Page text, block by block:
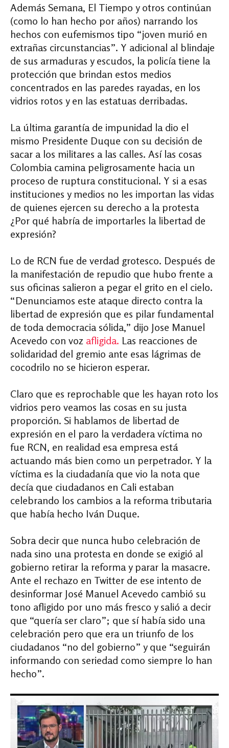
Además Semana, El Tiempo y otros continúan
(como lo han hecho por años) narrando los
hechos con eufemismos tipo “joven murió en
extrañas circunstancias”. Y adicional al blindaje
de sus armaduras y escudos, la policía tiene la
protección que brindan estos medios
concentrados en las paredes rayadas, en los
vidrios rotos y en las estatuas derribadas.
La última garantía de impunidad la dio el
mismo Presidente Duque con su decisión de
sacar a los militares a las calles. Así las cosas
Colombia camina peligrosamente hacia un
proceso de ruptura constitucional. Y si a esas
instituciones y medios no les importan las vidas
de quienes ejercen su derecho a la protesta
¿Por qué habría de importarles la libertad de
expresión?
Lo de RCN fue de verdad grotesco. Después de
la manifestación de repudio que hubo frente a
sus oficinas salieron a pegar el grito en el cielo.
“Denunciamos este ataque directo contra la
libertad de expresión que es pilar fundamental
de toda democracia sólida,” dijo Jose Manuel
Acevedo con voz afligida. Las reacciones de
solidaridad del gremio ante esas lágrimas de
cocodrilo no se hicieron esperar.
Claro que es reprochable que les hayan roto los
vidrios pero veamos las cosas en su justa
proporción. Si hablamos de libertad de
expresión en el paro la verdadera víctima no
fue RCN, en realidad esa empresa está
actuando más bien como un perpetrador. Y la
víctima es la ciudadanía que vio la nota que
decía que ciudadanos en Cali estaban
celebrando los cambios a la reforma tributaria
que había hecho Iván Duque.
Sobra decir que nunca hubo celebración de
nada sino una protesta en donde se exigió al
gobierno retirar la reforma y parar la masacre.
Ante el rechazo en Twitter de ese intento de
desinformar José Manuel Acevedo cambió su
tono afligido por uno más fresco y salió a decir
que “quería ser claro”; que sí había sido una
celebración pero que era un triunfo de los
ciudadanos “no del gobierno” y que “seguirán
informando con seriedad como siempre lo han
hecho”.